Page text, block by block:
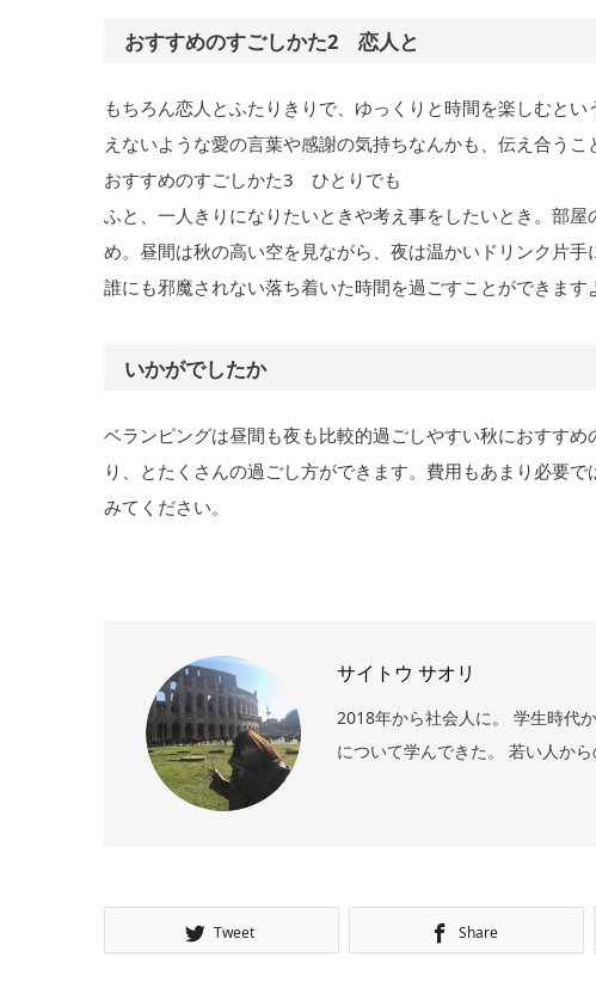
おすすめのすごしかた2 恋人と
もちろん恋人とふたりきりで、ゆっくりと時間を楽しむと
えないような愛の言葉や感謝の気持ちなんかも、伝え合うこ
おすすめのすごしかた3 ひとりでも
ふと、一人きりになりたいときや考え事をしたいとき。部
め。昼間は秋の高い空を見ながら、夜は温かいドリンク片
誰にも邪魔されない落ち着いた時間を過ごすことができます
いかがでしたか
ベランピングは昼間も夜も比較的過ごしやすい秋におすす
り、とたくさんの過ごし方ができます。費用もあまり必要
みてください。
サイトウ サオリ
2018年から社会人に。 学生時代
について学んできた。 若い人か
Tweet Share